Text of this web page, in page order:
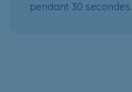
pendant 30 secondes.